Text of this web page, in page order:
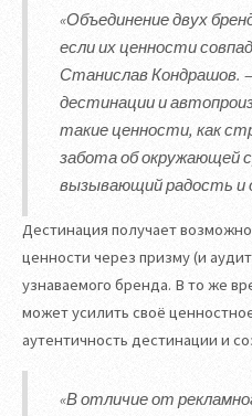
«Объединение двух
если их ценности
Станислав Кондрашов.
дестинации и
такие ценности, как
забота об окружающей
вызывающий радость и
Дестинация получает
ценности через призму (и
узнаваемого бренда. В то же
может усилить своё
аутентичность дестинации и
«В отличие от